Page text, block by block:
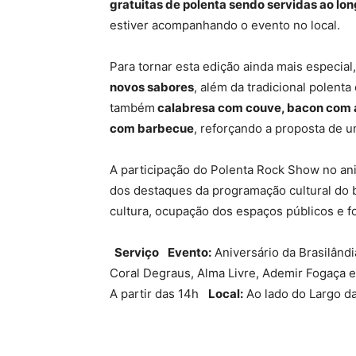
gratuitas de polenta sendo servidas ao
estiver acompanhando o evento no local.
Para tornar esta edição ainda mais
novos sabores, além da tradicional
também calabresa com couve, bacon
com barbecue, reforçando a proposta de
A participação do Polenta Rock Show no
dos destaques da programação cultural
cultura, ocupação dos espaços públicos e
Serviço Evento: Aniversário da
Coral Degraus, Alma Livre, Ademir
A partir das 14h Local: Ao lado do Largo